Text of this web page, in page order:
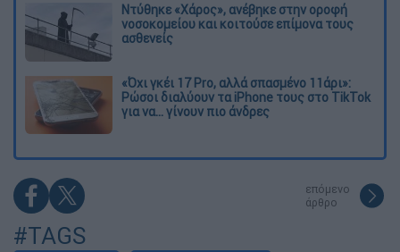
Ντύθηκε «Χάρος», ανέβηκε στην οροφή
νοσοκομείου και κοιτούσε επίμονα τους
ασθενείς
«Όχι γκέι 17 Pro, αλλά σπασμένο 11άρι»:
Ρώσοι διαλύουν τα iPhone τους στο TikTok
για να... γίνουν πιο άνδρες
επόμενο
άρθρο
#TAGS